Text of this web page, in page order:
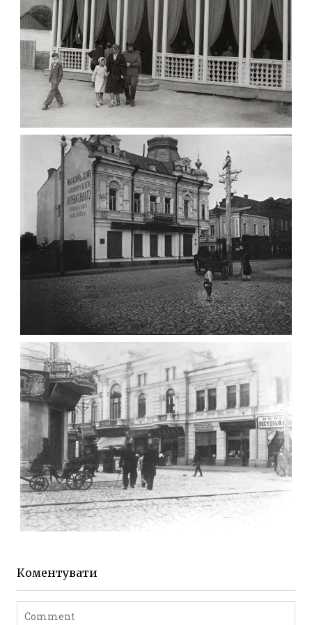
ПАВІЛЬЙОН МОРОЗИВА ЖИТОМИР 1947
Фото Житомир (1945-
1960)
Leave a comment
ФОТО ЖИТОМИРА 1905 ВУЛ.
МИХАЙЛІВСЬКА-СКОРУЛЬСЬКОГО
Фото Житомира період
до 1917 року
Leave a comment
ЖИТОМИР МИХАЙЛІВСЬКА 1903 РОКУ
Коментувати